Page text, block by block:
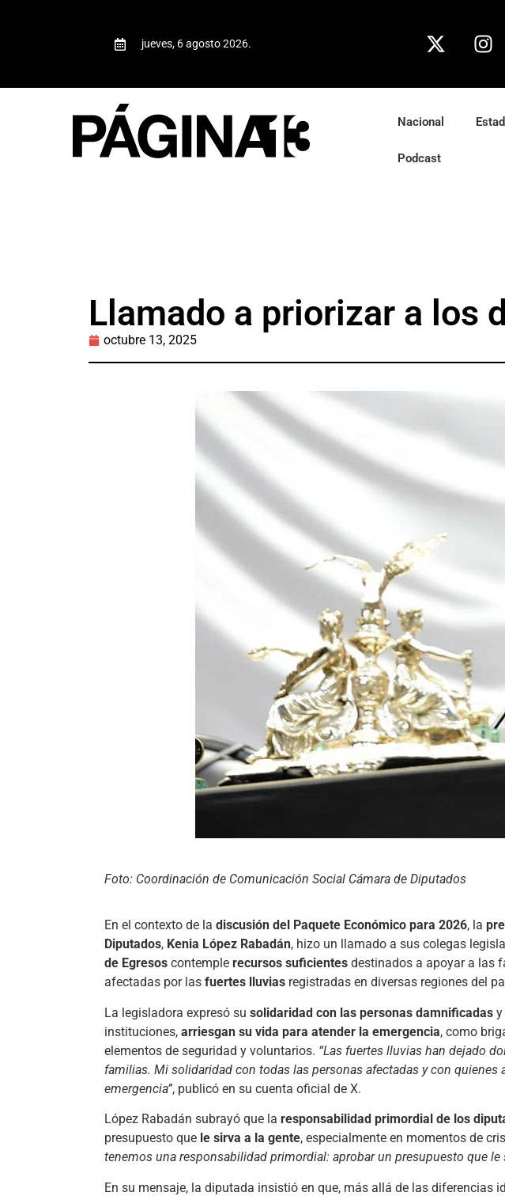
jueves, 6 agosto 2026.
Nacional
Podcast
Llamado a priorizar a los
octubre 13, 2025
Foto: Coordinación de Comunicación Social Cámara de Diputados
En el contexto de la discusión del Paquete Económico para 2026, la
Diputados, Kenia López Rabadán, hizo un llamado a sus colegas
de Egresos contemple recursos suficientes destinados a apoyar a las
afectadas por las fuertes lluvias registradas en diversas regiones del
La legisladora expresó su solidaridad con las personas damnificadas y
instituciones, arriesgan su vida para atender la emergencia, como
elementos de seguridad y voluntarios. “Las fuertes lluvias han dejado
familias. Mi solidaridad con todas las personas afectadas y con quienes
emergencia”, publicó en su cuenta oficial de X.
López Rabadán subrayó que la responsabilidad primordial de los
presupuesto que le sirva a la gente, especialmente en momentos de
tenemos una responsabilidad primordial: aprobar un presupuesto que le
En su mensaje, la diputada insistió en que, más allá de las diferencias